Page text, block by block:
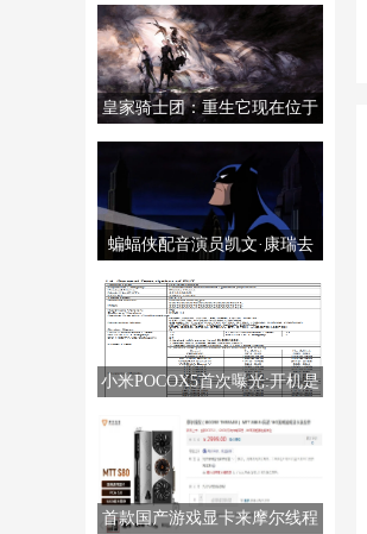
皇家骑士团：重生它现在位于
PS5/PS4/PC/NS上。
蝙蝠侠配音演员凯文·康瑞去
小米POCOX5首次曝光:开机是
首款国产游戏显卡来摩尔线程